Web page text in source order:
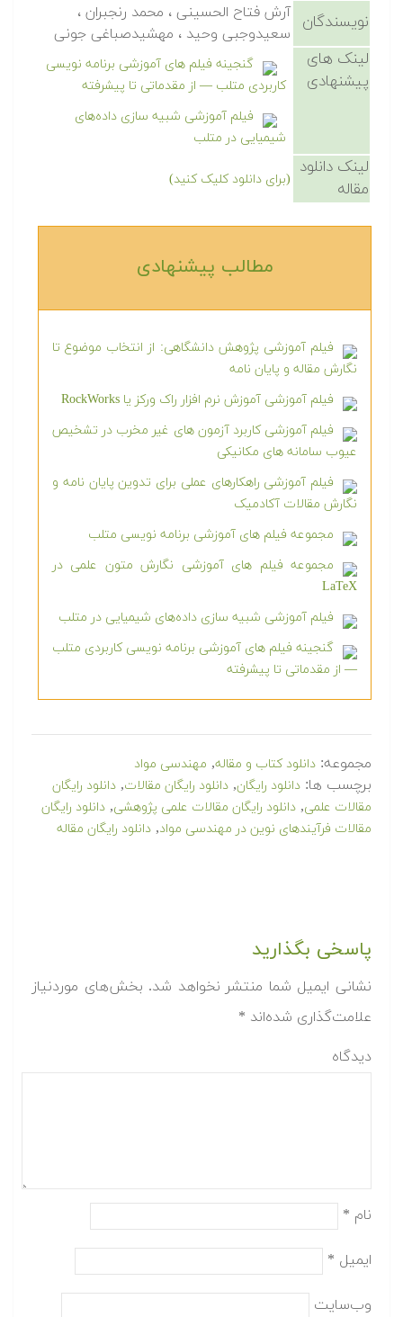
نویسندگان
آرش فتاح الحسینی ، محمد رنجبران ،
سعیدوجبی وحید ، مهشیدصباغی جونی
لینک های
پیشنهادی
گنجینه فیلم های آموزشی برنامه نویسی
کاربردی متلب — از مقدماتی تا پیشرفته
فیلم آموزشی شبیه سازی داده‌های
شیمیایی در متلب
لینک دانلود
مقاله
(برای دانلود کلیک کنید)
مطالب پیشنهادی‎
فیلم آموزشی پژوهش دانشگاهی: از انتخاب موضوع تا
نگارش مقاله و پایان نامه
فیلم آموزشی آموزش نرم افزار راک ورکز یا RockWorks
فیلم آموزشی کاربرد آزمون های غیر مخرب در تشخیص
عیوب سامانه های مکانیکی
فیلم آموزشی راهکارهای عملی برای تدوین پایان نامه و
نگارش مقالات آکادمیک
مجموعه فیلم های آموزشی برنامه نویسی متلب
مجموعه فیلم های آموزشی نگارش متون علمی در
LaTeX
فیلم آموزشی شبیه سازی داده‌های شیمیایی در متلب
گنجینه فیلم های آموزشی برنامه نویسی کاربردی متلب
— از مقدماتی تا پیشرفته
مجموعه: دانلود کتاب و مقاله, مهندسی مواد
برچسب ها: دانلود رایگان, دانلود رایگان مقالات, دانلود رایگان
مقالات علمی, دانلود رایگان مقالات علمی پژوهشی, دانلود رایگان
مقالات فرآیندهای نوین در مهندسی مواد, دانلود رایگان مقاله
پاسخی بگذارید
نشانی ایمیل شما منتشر نخواهد شد. بخش‌های موردنیاز
علامت‌گذاری شده‌اند *
دیدگاه
نام *
ایمیل *
وب‌سایت